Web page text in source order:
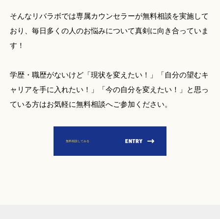
そんなリバラボでは専属カウンセラーが無料相談を実施して
おり、毎日多くの人のお悩みについて真剣に向き合っていま
す！
学歴・職歴がないけど「現状を変えたい！」「自分の望むキ
ャリアを手に入れたい！」「今の自分を変えたい！」と思っ
ている方はお気軽に無料相談へご参加ください。
無料相談してみる